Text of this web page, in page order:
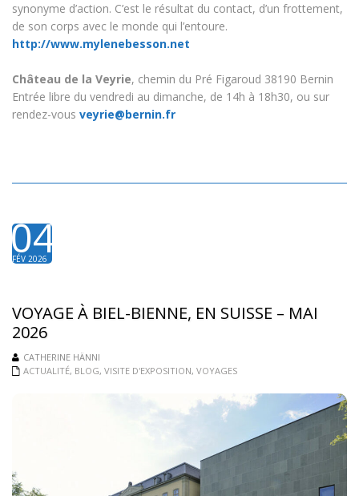
synonyme d’action. C’est le résultat du contact, d’un frottement,
de son corps avec le monde qui l’entoure.
http://www.mylenebesson.net
Château de la Veyrie, chemin du Pré Figaroud 38190 Bernin
Entrée libre du vendredi au dimanche, de 14h à 18h30, ou sur
rendez-vous veyrie@bernin.fr
04
FÉV 2026
VOYAGE À BIEL-BIENNE, EN SUISSE – MAI
2026
CATHERINE HÄNNI
ACTUALITÉ, BLOG, VISITE D'EXPOSITION, VOYAGES